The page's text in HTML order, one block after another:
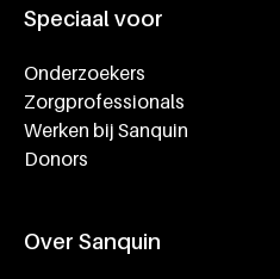
Speciaal voor
Onderzoekers
Zorgprofessionals
Werken bij Sanquin
Donors
Over Sanquin